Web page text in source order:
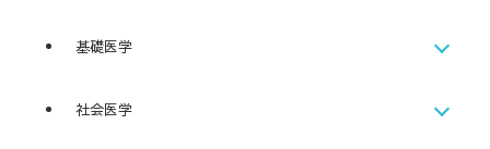
基礎医学
社会医学